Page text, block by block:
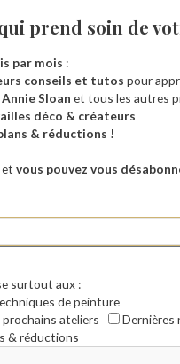
prend soin de
par mois :
conseils et tutos pour
Sloan et tous les autres
déco & créateurs
& réductions !
et vous pouvez vous
surtout aux :
de peinture
ateliers
Dernières
& réductions